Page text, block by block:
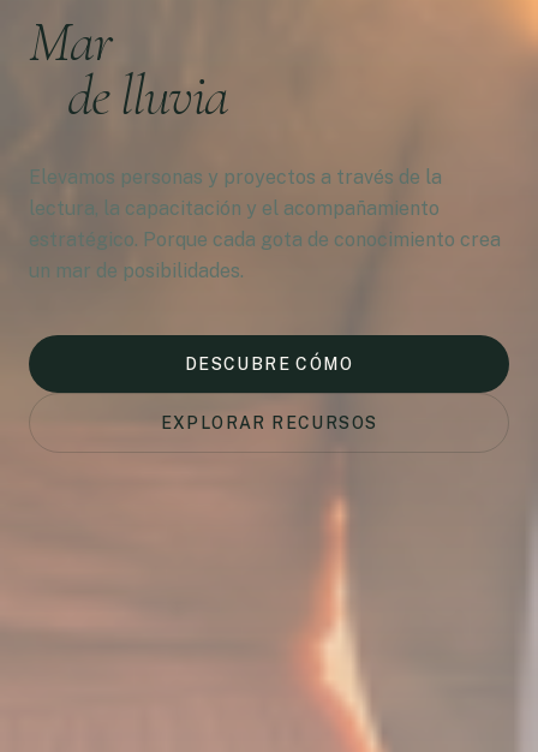
Mar
de lluvia
Elevamos personas y proyectos a través de la
lectura, la capacitación y el acompañamiento
estratégico. Porque cada gota de conocimiento crea
un mar de posibilidades.
DESCUBRE CÓMO
EXPLORAR RECURSOS